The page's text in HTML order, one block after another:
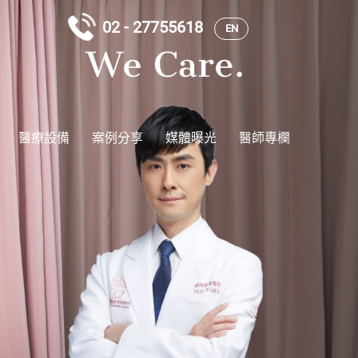
醫療設備 案例分享 媒體曝光 醫師專欄
02 - 27755618 EN